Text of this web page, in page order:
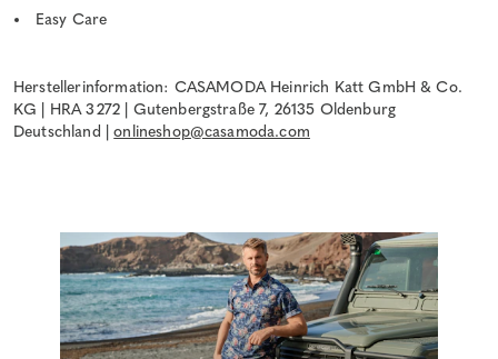
Easy Care
Herstellerinformation: CASAMODA Heinrich Katt GmbH & Co.
KG | HRA 3272 | Gutenbergstraße 7, 26135 Oldenburg
Deutschland |onlineshop@casamoda.com